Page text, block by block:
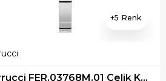
5
Ferrucci FER.03768M.01 Çelik Kordon Kadın Kol Saati